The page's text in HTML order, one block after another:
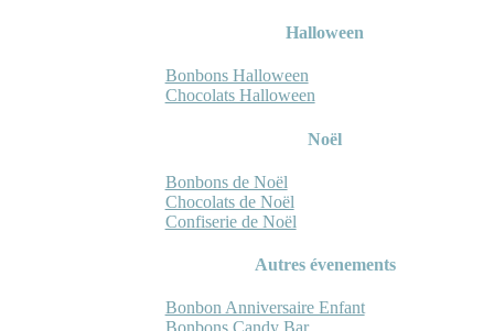
Halloween
Bonbons Halloween
Chocolats Halloween
Noël
Bonbons de Noël
Chocolats de Noël
Confiserie de Noël
Autres évenements
Bonbon Anniversaire Enfant